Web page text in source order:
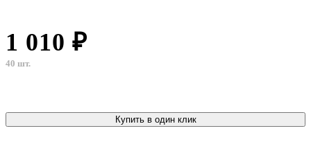
1 010 ₽
40 шт.
Купить в один клик